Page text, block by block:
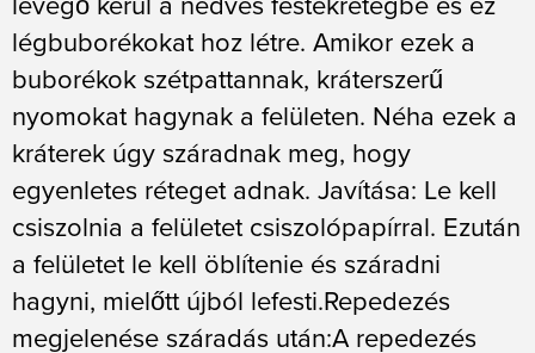
légbuborékokat hoz létre. Amikor ezek a
buborékok szétpattannak, kráterszerű
nyomokat hagynak a felületen. Néha ezek a
kráterek úgy száradnak meg, hogy
egyenletes réteget adnak. Javítása: Le kell
csiszolnia a felületet csiszolópapírral. Ezután
a felületet le kell öblítenie és száradni
hagyni, mielőtt újból lefesti.Repedezés
megjelenése száradás után:A repedezés